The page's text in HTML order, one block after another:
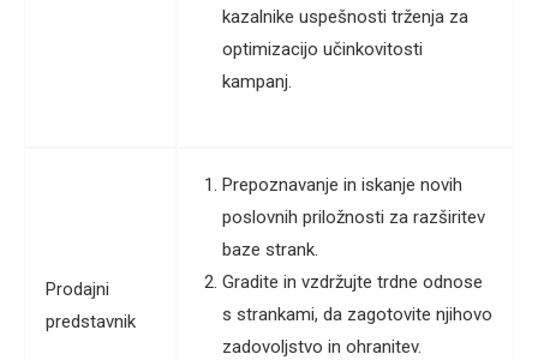
kazalnike uspešnosti trženja za
optimizacijo učinkovitosti
kampanj.
Prodajni
predstavnik
Prepoznavanje in iskanje novih
poslovnih priložnosti za razširitev
baze strank.
Gradite in vzdržujte trdne odnose
s strankami, da zagotovite njihovo
zadovoljstvo in ohranitev.